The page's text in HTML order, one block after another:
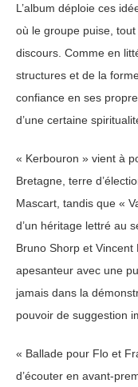
L’album déploie ces
où le groupe puise,
discours. Comme en
structures et de la
confiance en ses
d’une certaine
« Kerbouron » vient à
Bretagne, terre
Mascart, tandis que «
d’un héritage lettré au
Bruno Shorp et
apesanteur avec une
jamais dans la
pouvoir de suggestion
« Ballade pour Flo et
d’écouter en avant-